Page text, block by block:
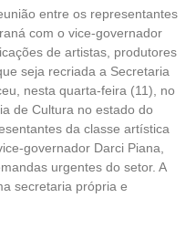
entre os representantes
com o vice-governador
de artistas, produtores
seja recriada a Secretaria
nesta quarta-feira (11), no
de Cultura no estado do
da classe artística
governador Darci Piana,
urgentes do setor. A
secretaria própria e